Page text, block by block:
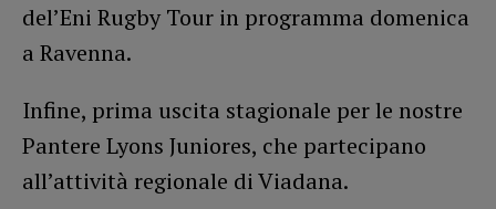
del’Eni Rugby Tour in programma domenica
a Ravenna.
Infine, prima uscita stagionale per le nostre
Pantere Lyons Juniores, che partecipano
all’attività regionale di Viadana.